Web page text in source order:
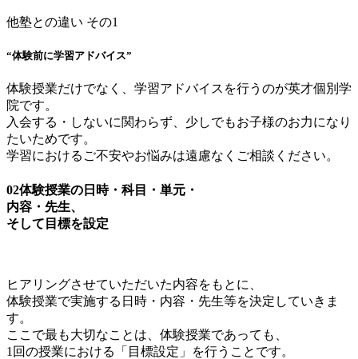
他塾との違い その1
“体験前に学習アドバイス”
体験授業だけでなく、学習アドバイスを行うのが英才個別学
院です。
入会する・しないに関わらず、少しでもお子様のお力になり
たいためです。
学習におけるご不安やお悩みは遠慮なくご相談ください。
02体験授業の日時・科目・単元・
内容・先生、
そして目標を設定
ヒアリングさせていただいた内容をもとに、
体験授業で実施する日時・内容・先生等を決定していきま
す。
ここで最も大切なことは、体験授業であっても、
1回の授業における「目標設定」を行うことです。